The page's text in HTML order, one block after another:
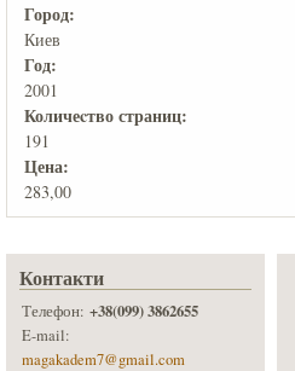
Город:
Киев
Год:
2001
Количеcтво страниц:
191
Цена:
283,00
Контакти
Телефон: +38(099) 3862655
E-mail:
magakadem7@gmail.com